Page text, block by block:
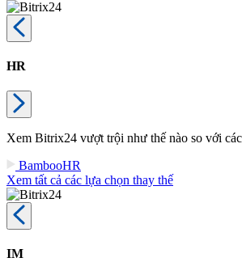
HR
Xem Bitrix24 vượt trội như thế nào so với
BambooHR
Xem tất cả các lựa chọn thay thế
IM